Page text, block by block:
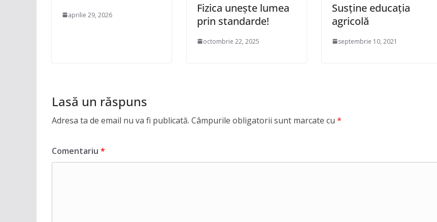
aprilie 29, 2026
Fizica unește lumea
prin standarde!
octombrie 22, 2025
Susține educația
agricolă
septembrie 10, 2021
Lasă un răspuns
Adresa ta de email nu va fi publicată. Câmpurile obligatorii sunt marcate cu *
Comentariu *